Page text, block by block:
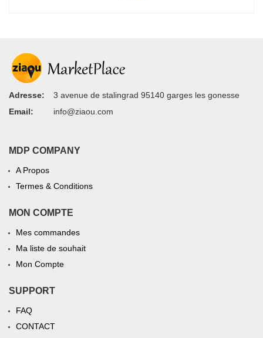
Adresse:
3 avenue de stalingrad 95140 garges les gonesse
Email:
info@ziaou.com
MDP COMPANY
A Propos
Termes & Conditions
MON COMPTE
Mes commandes
Ma liste de souhait
Mon Compte
SUPPORT
FAQ
CONTACT